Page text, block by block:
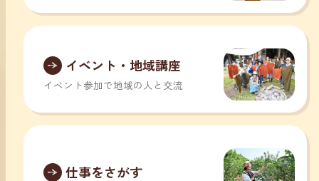
イベント・地域講座
イベント参加で地域の人と交流
仕事をさがす